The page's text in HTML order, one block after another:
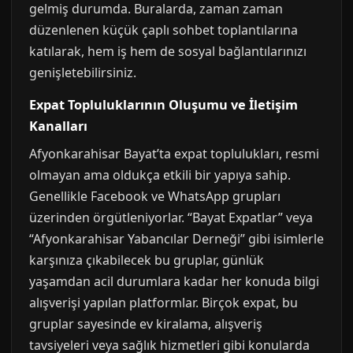
gelmiş durumda. Buralarda, zaman zaman
düzenlenen küçük çaplı sohbet toplantılarına
katılarak, hem iş hem de sosyal bağlantılarınızı
genişletebilirsiniz.
Expat Topluluklarının Oluşumu ve İletişim
Kanalları
Afyonkarahisar Bayat’ta expat toplulukları, resmi
olmayan ama oldukça etkili bir yapıya sahip.
Genellikle Facebook ve WhatsApp grupları
üzerinden örgütleniyorlar. “Bayat Expatlar” veya
“Afyonkarahisar Yabancılar Derneği” gibi isimlerle
karşınıza çıkabilecek bu gruplar, günlük
yaşamdan acil durumlara kadar her konuda bilgi
alışverişi yapılan platformlar. Birçok expat, bu
gruplar sayesinde ev kiralama, alışveriş
tavsiyeleri veya sağlık hizmetleri gibi konularda